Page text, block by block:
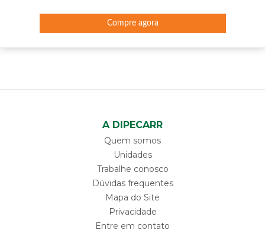
Compre agora
A DIPECARR
Quem somos
Unidades
Trabalhe conosco
Dúvidas frequentes
Mapa do Site
Privacidade
Entre em contato